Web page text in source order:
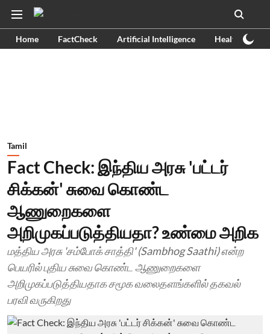
Home FactCheck Artificial Intelligence Health
Tamil
Fact Check: இந்திய அரசு 'பட்டர்
சிக்கன்' சுவை கொண்ட
ஆணுறைகளை
அறிமுகப்படுத்தியதா? உண்மை அறிக
மத்திய அரசு 'சம்போக் சாத்தி' (Sambhog Saathi) என்ற
பெயரில் புதிய சுவை கொண்ட ஆணுறைகளை
அறிமுகப்படுத்தியதாக சமூக வலைதளங்களில் தகவல்
பரவி வருகிறது